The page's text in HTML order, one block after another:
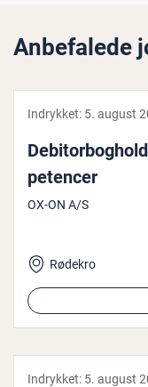
Anbefalede
Indrykket: 5. august
pe­ten­cer
OX-ON A/S
Rødekro
Indrykket: 5. august